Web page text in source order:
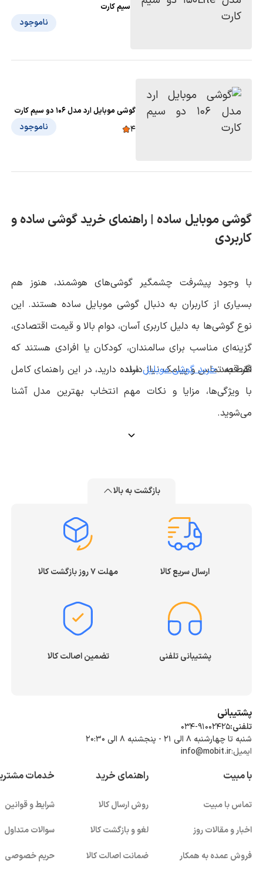
سیم کارت
ناموجود
گوشی موبایل ارد مدل 106 دو سیم کارت
4 ناموجود
گوشی موبایل ساده | راهنمای خرید گوشی ساده و
کاربردی
با وجود پیشرفت چشمگیر گوشی‌های هوشمند، هنوز هم
بسیاری از کاربران به دنبال گوشی موبایل ساده هستند. این
نوع گوشی‌ها به دلیل کاربری آسان، دوام بالا و قیمت اقتصادی،
گزینه‌ای مناسب برای سالمندان، کودکان یا افرادی هستند که
فقط به تماس و پیامک نیاز دارند.
اگر قصدخرید گوشی موبایلساده دارید، در این راهنمای کامل
با ویژگی‌ها، مزایا و نکات مهم انتخاب بهترین مدل آشنا
می‌شوید.
تماس، پیامک و امکانات پایه می‌باشد. این گوشی‌ها اغلب
دارای صفحه‌کلید فیزیکی، باتری بادوام و طراحی مقاوم هستند.
برخی مدل‌های جدیدتر حتی از امکاناتی مانند:
پخش موسیقی
پشتیبانی از دو سیم‌کارت
چرا گوشی موبایل ساده بخریم؟
✅ کاربری بسیار آسان
✅ مناسب سالمندان
✅ باتری با شارژدهی طولانی
✅ مقاومت بیشتر در برابر ضربه
بازگشت به بالا
ارسال سریع کالا مهلت ۷ روز بازگشت کالا
پشتیبانی تلفنی تضمین اصالت کالا
پشتیبانی
تلفنی:034-91002425
شنبه تا چهارشنبه ۸ الی ۲۱ - پنجشنبه 8 الی ۲۰:۳۰
ایمیل:info@mobit.ir
با مبیت
تماس با مبیت
اخبار و مقالات روز
فروش عمده به همکار
راهنمای خرید
روش ارسال کالا
لغو و بازگشت کالا
ضمانت اصالت کالا
خدمات
شرایط و قوانین
سوالات متداول
حریم خصوصی